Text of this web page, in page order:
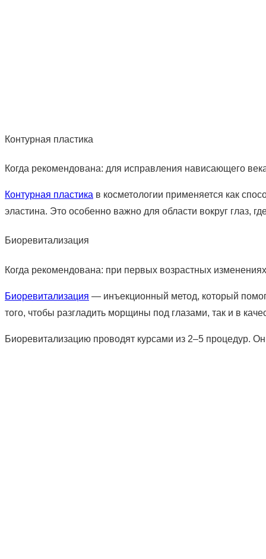
Контурная пластика
Когда рекомендована: для исправления нависающего
Контурная пластика в косметологии применяется как
эластина. Это особенно важно для области вокруг глаз,
Биоревитализация
Когда рекомендована: при первых возрастных
Биоревитализация — инъекционный метод, который
того, чтобы разгладить морщины под глазами, так и в
Биоревитализацию проводят курсами из 2–5 процедур.